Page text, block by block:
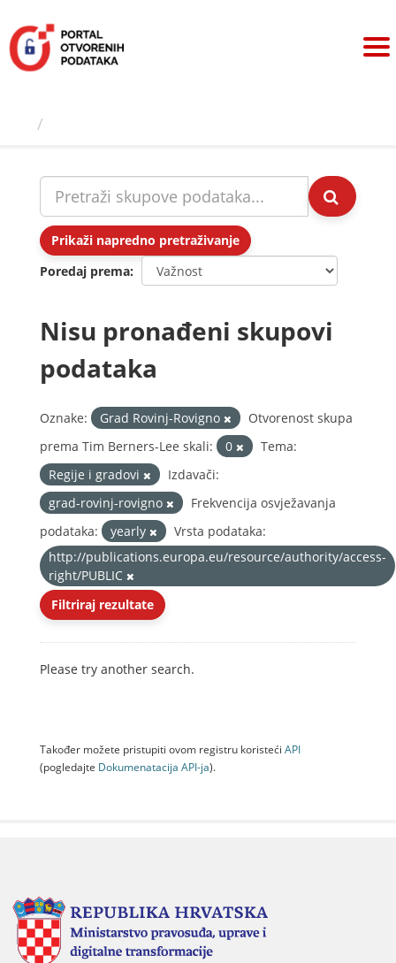
sadržaj
Prikaži napredno pretraživanje
Poredaj prema
Nisu pronađeni skupovi
podataka
Oznake: Grad Rovinj-Rovigno
Otvorenost skupa
prema Tim Berners-Lee skali:
0
Tema:
Regije i gradovi
Izdavači:
grad-rovinj-rovigno
Frekvencija osvježavanja
podataka:
yearly
Vrsta podataka:
http://publications.europa.eu/resource/authority/access-
right/PUBLIC
Filtriraj rezultate
Please try another search.
Također možete pristupiti ovom registru koristeći API
(pogledajte Dokumenаtаcijа API-jа).